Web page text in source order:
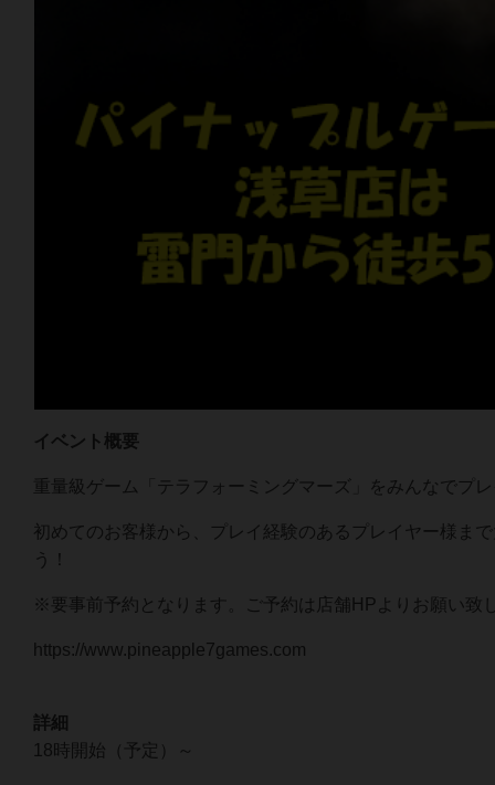
イベント概要
重量級ゲーム「テラフォーミングマーズ」をみんなでプ
初めてのお客様から、プレイ経験のあるプレイヤー様ま
う！
※要事前予約となります。ご予約は店舗HPよりお願い致
https://www.pineapple7games.com
詳細
18時開始（予定）～